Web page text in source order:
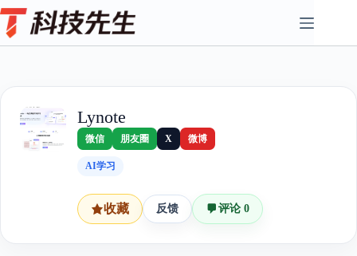
Skip
to
content
Lynote
微信 朋友圈 X 微博
AI学习
收藏 反馈 评论 0